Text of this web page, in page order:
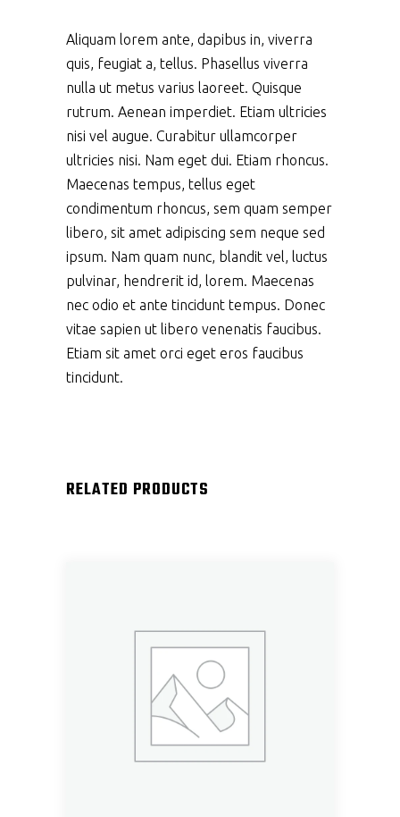
Aliquam lorem ante, dapibus in, viverra
quis, feugiat a, tellus. Phasellus viverra
nulla ut metus varius laoreet. Quisque
rutrum. Aenean imperdiet. Etiam ultricies
nisi vel augue. Curabitur ullamcorper
ultricies nisi. Nam eget dui. Etiam rhoncus.
Maecenas tempus, tellus eget
condimentum rhoncus, sem quam semper
libero, sit amet adipiscing sem neque sed
ipsum. Nam quam nunc, blandit vel, luctus
pulvinar, hendrerit id, lorem. Maecenas
nec odio et ante tincidunt tempus. Donec
vitae sapien ut libero venenatis faucibus.
Etiam sit amet orci eget eros faucibus
tincidunt.
RELATED PRODUCTS